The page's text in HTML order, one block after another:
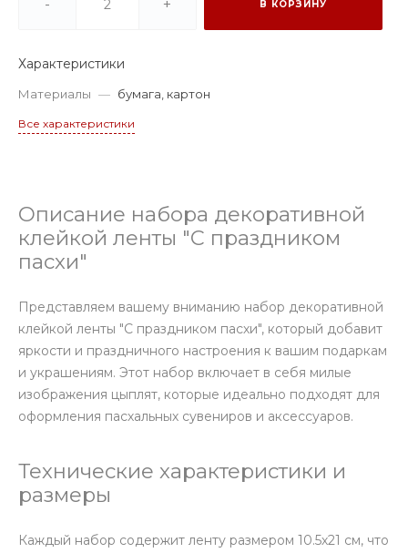
- + В КОРЗИНУ
Характеристики
Материалы — бумага, картон
Все характеристики
Описание набора декоративной
клейкой ленты "С праздником
пасхи"
Представляем вашему вниманию набор декоративной
клейкой ленты "С праздником пасхи", который добавит
яркости и праздничного настроения к вашим подаркам
и украшениям. Этот набор включает в себя милые
изображения цыплят, которые идеально подходят для
оформления пасхальных сувениров и аксессуаров.
Технические характеристики и
размеры
Каждый набор содержит ленту размером 10.5х21 см, что